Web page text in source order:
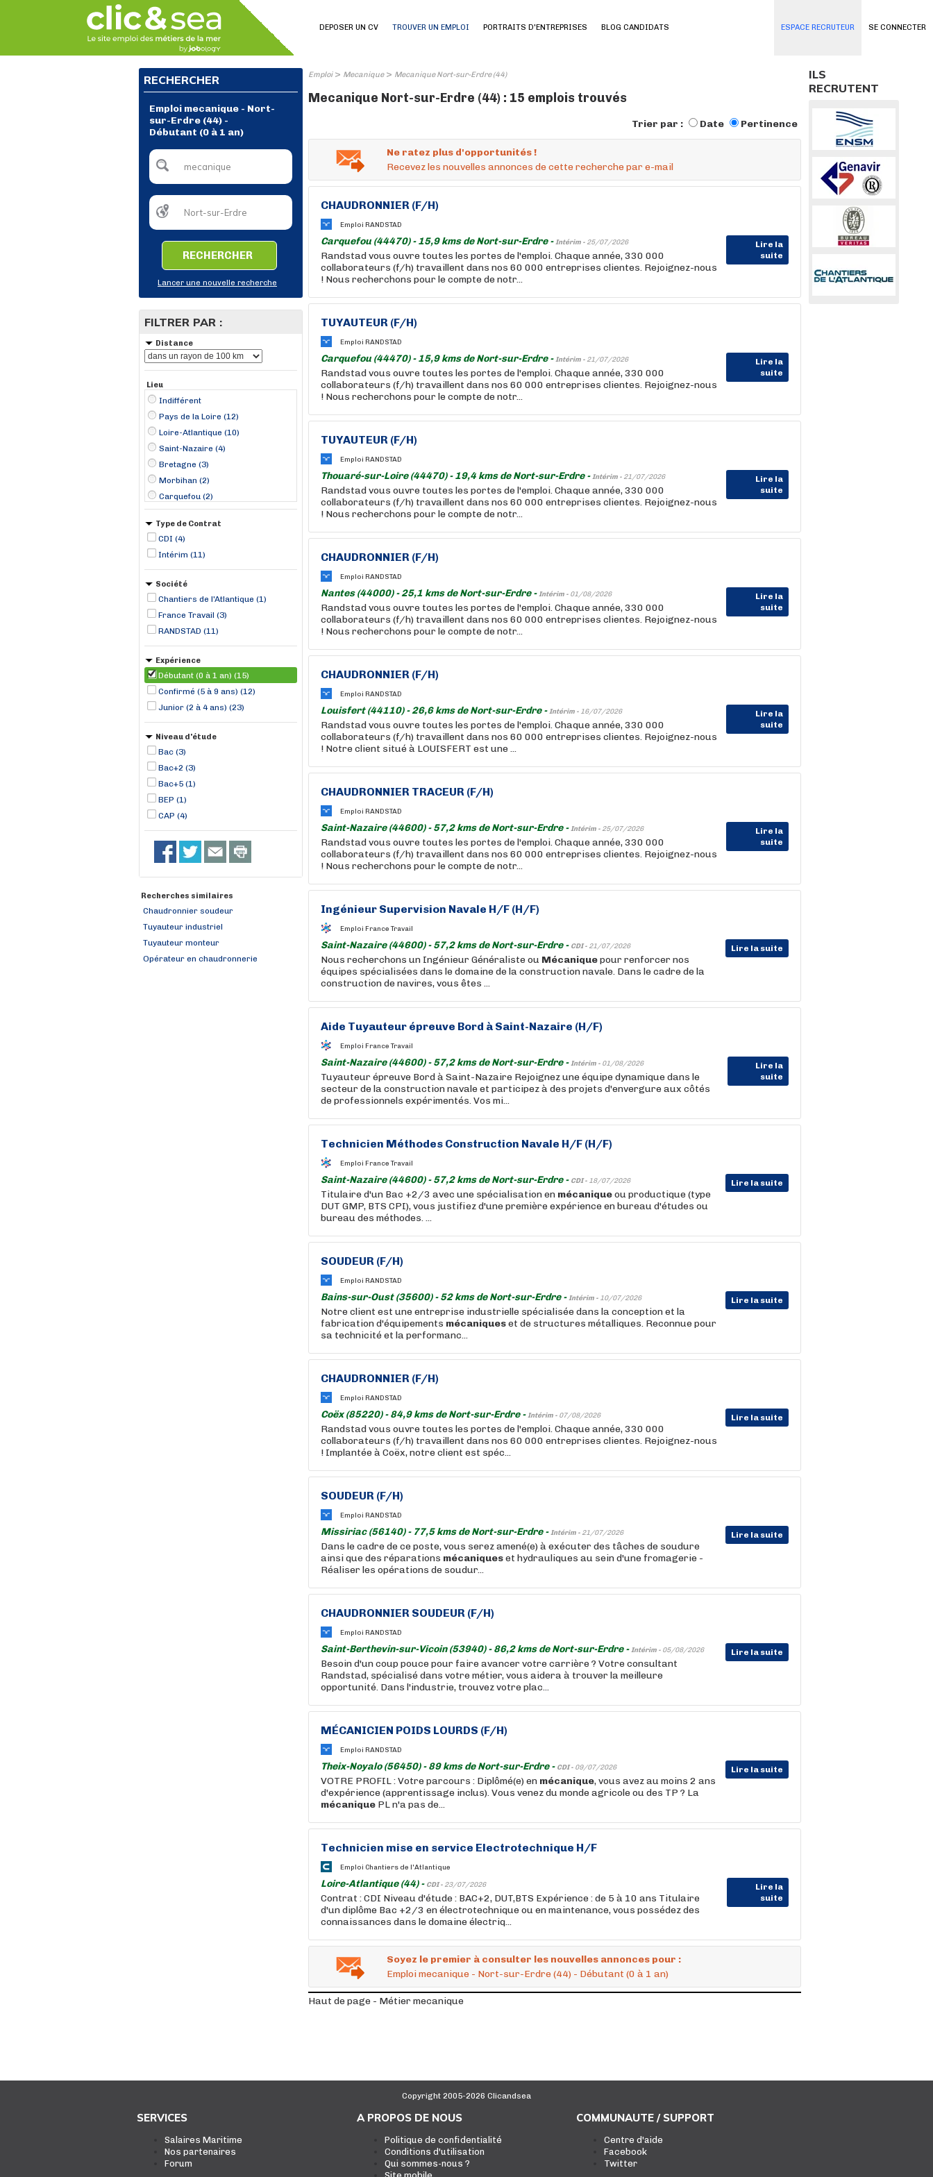
SE CONNECTER
DEPOSER UN CV TROUVER UN EMPLOI PORTRAITS D'ENTREPRISES BLOG CANDIDATS ESPACE RECRUTEUR
RECHERCHER
Emploi mecanique - Nort-
sur-Erdre (44) -
Débutant (0 à 1 an)
RECHERCHER
Lancer une nouvelle recherche
FILTRER PAR :
Distance
Lieu
Indifférent
Pays de la Loire (12)
Loire-Atlantique (10)
Saint-Nazaire (4)
Bretagne (3)
Morbihan (2)
Carquefou (2)
Bains-sur-Oust (1)
Coëx (1)
Louisfert (1)
Missiriac (1)
Type de Contrat
CDI (4)
Intérim (11)
Société
Chantiers de l'Atlantique (1)
France Travail (3)
RANDSTAD (11)
Expérience
Débutant (0 à 1 an) (15)
Confirmé (5 à 9 ans) (12)
Junior (2 à 4 ans) (23)
Niveau d'étude
Bac (3)
Bac+2 (3)
Bac+5 (1)
BEP (1)
CAP (4)
Recherches similaires
Chaudronnier soudeur
Tuyauteur industriel
Tuyauteur monteur
Opérateur en chaudronnerie
Emploi> Mecanique> Mecanique Nort-sur-Erdre (44)
Mecanique Nort-sur-Erdre (44) : 15 emplois trouvés
Trier par : Date Pertinence
Ne ratez plus d'opportunités !
Recevez les nouvelles annonces de cette recherche par e-mail
CHAUDRONNIER (F/H)
Emploi RANDSTAD
Carquefou (44470) - 15,9 kms de Nort-sur-Erdre -Intérim - 25/07/2026
Lire la
suite
Randstad vous ouvre toutes les portes de l'emploi. Chaque année, 330 000
collaborateurs (f/h) travaillent dans nos 60 000 entreprises clientes. Rejoignez-nous
! Nous recherchons pour le compte de notr...
TUYAUTEUR (F/H)
Emploi RANDSTAD
Carquefou (44470) - 15,9 kms de Nort-sur-Erdre -Intérim - 21/07/2026
Lire la
suite
Randstad vous ouvre toutes les portes de l'emploi. Chaque année, 330 000
collaborateurs (f/h) travaillent dans nos 60 000 entreprises clientes. Rejoignez-nous
! Nous recherchons pour le compte de notr...
TUYAUTEUR (F/H)
Emploi RANDSTAD
Thouaré-sur-Loire (44470) - 19,4 kms de Nort-sur-Erdre -Intérim - 21/07/2026
Lire la
suite
Randstad vous ouvre toutes les portes de l'emploi. Chaque année, 330 000
collaborateurs (f/h) travaillent dans nos 60 000 entreprises clientes. Rejoignez-nous
! Nous recherchons pour le compte de notr...
CHAUDRONNIER (F/H)
Emploi RANDSTAD
Nantes (44000) - 25,1 kms de Nort-sur-Erdre -Intérim - 01/08/2026
Lire la
suite
Randstad vous ouvre toutes les portes de l'emploi. Chaque année, 330 000
collaborateurs (f/h) travaillent dans nos 60 000 entreprises clientes. Rejoignez-nous
! Nous recherchons pour le compte de notr...
CHAUDRONNIER (F/H)
Emploi RANDSTAD
Louisfert (44110) - 26,6 kms de Nort-sur-Erdre -Intérim - 16/07/2026
Lire la
suite
Randstad vous ouvre toutes les portes de l'emploi. Chaque année, 330 000
collaborateurs (f/h) travaillent dans nos 60 000 entreprises clientes. Rejoignez-nous
! Notre client situé à LOUISFERT est une ...
CHAUDRONNIER TRACEUR (F/H)
Emploi RANDSTAD
Saint-Nazaire (44600) - 57,2 kms de Nort-sur-Erdre -Intérim - 25/07/2026
Lire la
suite
Randstad vous ouvre toutes les portes de l'emploi. Chaque année, 330 000
collaborateurs (f/h) travaillent dans nos 60 000 entreprises clientes. Rejoignez-nous
! Nous recherchons pour le compte de notr...
Ingénieur Supervision Navale H/F (H/F)
Emploi France Travail
Saint-Nazaire (44600) - 57,2 kms de Nort-sur-Erdre - CDI - 21/07/2026 Lire la suite
Nous recherchons un Ingénieur Généraliste ou Mécaniquepour renforcer nos
équipes spécialisées dans le domaine de la construction navale. Dans le cadre de la
construction de navires, vous êtes ...
Aide Tuyauteur épreuve Bord à Saint-Nazaire (H/F)
Emploi France Travail
Saint-Nazaire (44600) - 57,2 kms de Nort-sur-Erdre -Intérim - 01/08/2026
Lire la
suite
Tuyauteur épreuve Bord à Saint-Nazaire Rejoignez une équipe dynamique dans le
secteur de la construction navale et participez à des projets d'envergure aux côtés
de professionnels expérimentés. Vos mi...
Technicien Méthodes Construction Navale H/F (H/F)
Emploi France Travail
Saint-Nazaire (44600) - 57,2 kms de Nort-sur-Erdre - CDI - 18/07/2026 Lire la suite
Titulaire d'un Bac +2/3 avec une spécialisation en mécaniqueou productique (type
DUT GMP, BTS CPI), vous justifiez d'une première expérience en bureau d'études ou
bureau des méthodes. ...
SOUDEUR (F/H)
Emploi RANDSTAD
Bains-sur-Oust (35600) - 52 kms de Nort-sur-Erdre -Intérim - 10/07/2026 Lire la suite
Notre client est une entreprise industrielle spécialisée dans la conception et la
fabrication d'équipements mécaniqueset de structures métalliques. Reconnue pour
sa technicité et la performanc...
CHAUDRONNIER (F/H)
Emploi RANDSTAD
Coëx (85220) - 84,9 kms de Nort-sur-Erdre -Intérim - 07/08/2026 Lire la suite
Randstad vous ouvre toutes les portes de l'emploi. Chaque année, 330 000
collaborateurs (f/h) travaillent dans nos 60 000 entreprises clientes. Rejoignez-nous
! Implantée à Coëx, notre client est spéc...
SOUDEUR (F/H)
Emploi RANDSTAD
Missiriac (56140) - 77,5 kms de Nort-sur-Erdre -Intérim - 21/07/2026 Lire la suite
Dans le cadre de ce poste, vous serez amené(e) à exécuter des tâches de soudure
ainsi que des réparations mécaniqueset hydrauliques au sein d'une fromagerie -
Réaliser les opérations de soudur...
CHAUDRONNIER SOUDEUR (F/H)
Emploi RANDSTAD
Saint-Berthevin-sur-Vicoin (53940) - 86,2 kms de Nort-sur-Erdre -Intérim - 05/08/2026 Lire la suite
Besoin d'un coup pouce pour faire avancer votre carrière ? Votre consultant
Randstad, spécialisé dans votre métier, vous aidera à trouver la meilleure
opportunité. Dans l'industrie, trouvez votre plac...
MÉCANICIEN POIDS LOURDS (F/H)
Emploi RANDSTAD
Theix-Noyalo (56450) - 89 kms de Nort-sur-Erdre - CDI - 09/07/2026 Lire la suite
VOTRE PROFIL : Votre parcours : Diplômé(e) en mécanique, vous avez au moins 2 ans
d'expérience (apprentissage inclus). Vous venez du monde agricole ou des TP ? La
mécanique PL n'a pas de...
Technicien mise en service Electrotechnique H/F
Emploi Chantiers de l'Atlantique
Loire-Atlantique (44) - CDI - 23/07/2026
Lire la
suite
Contrat : CDI Niveau d'étude : BAC+2, DUT,BTS Expérience : de 5 à 10 ans Titulaire
d'un diplôme Bac +2/3 en électrotechnique ou en maintenance, vous possédez des
connaissances dans le domaine électriq...
Soyez le premier à consulter les nouvelles annonces pour :
Emploi mecanique - Nort-sur-Erdre (44) - Débutant (0 à 1 an)
Haut de page - Métier mecanique
ILS
RECRUTENT
Copyright 2005-2026 Clicandsea
SERVICES
Salaires Maritime
Nos partenaires
Forum
A PROPOS DE NOUS
Politique de confidentialité
Conditions d'utilisation
Qui sommes-nous ?
COMMUNAUTE / SUPPORT
Centre d'aide
Facebook
Twitter